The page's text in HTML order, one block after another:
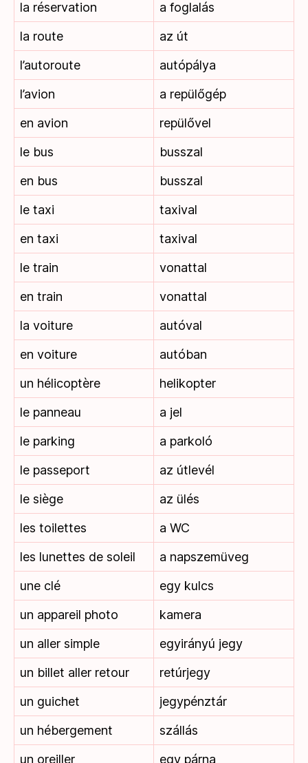
la réservation
a foglalás
la route
az út
l’autoroute
autópálya
l’avion
a repülőgép
en avion
repülővel
le bus
busszal
en bus
busszal
le taxi
taxival
en taxi
taxival
le train
vonattal
en train
vonattal
la voiture
autóval
en voiture
autóban
un hélicoptère
helikopter
le panneau
a jel
le parking
a parkoló
le passeport
az útlevél
le siège
az ülés
les toilettes
a WC
les lunettes de soleil
a napszemüveg
une clé
egy kulcs
un appareil photo
kamera
un aller simple
egyirányú jegy
un billet aller retour
retúrjegy
un guichet
jegypénztár
un hébergement
szállás
un oreiller
egy párna